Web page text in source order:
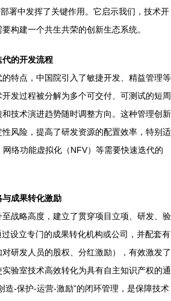
署中发挥了关键作用。它启示我们，技术开
构建一个共生共荣的创新生态系统。
代的开发流程
特点，中国院引入了敏捷开发、精益管理等
发过程被分解为多个可交付、可测试的短周
技术演进趋势随时调整方向。这种管理创新
风险，提高了研发资源的配置效率，特别适
络功能虚拟化（NFV）等需要快速迭代的
与成果转化激励
战略高度，建立了贯穿项目立项、研发、验
设立专门的成果转化机构或公司，并配套有
研发人员的股权、分红激励），有效激发了
验室技术高效转化为具有自主知识产权的通
造-保护-运营-激励”的闭环管理，是保障技术